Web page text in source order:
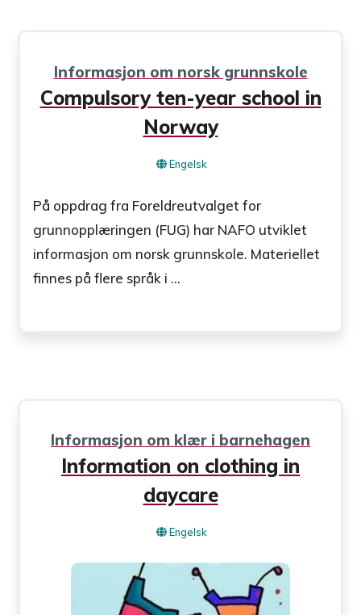
Informasjon om norsk grunnskole
Compulsory ten-year school in
Norway
Engelsk
På oppdrag fra Foreldreutvalget for
grunnopplæringen (FUG) har NAFO utviklet
informasjon om norsk grunnskole. Materiellet
finnes på flere språk i ...
Informasjon om klær i barnehagen
Information on clothing in
daycare
Engelsk